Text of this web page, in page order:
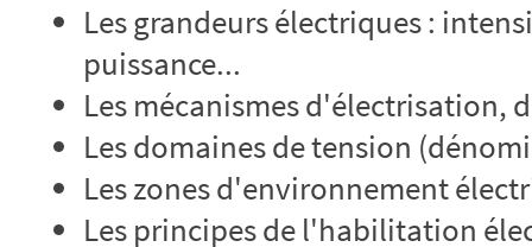
Les grandeurs électriques :
puissance...
Les mécanismes d'électrisation,
Les domaines de tension
Les zones d'environnement
Les principes de l'habilitation